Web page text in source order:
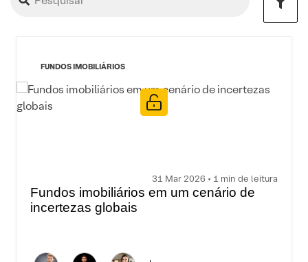
FUNDOS IMOBILIÁRIOS
31 Mar 2026 • 1 min de leitura
Fundos imobiliários em um cenário de
incertezas globais